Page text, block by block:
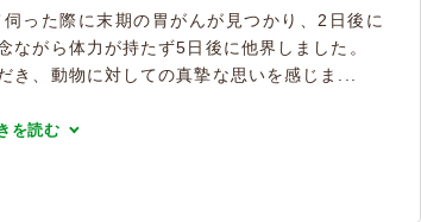
った際に末期の胃がんが見つかり、2日後に
がら体力が持たず5日後に他界しました。
き、動物に対しての真摯な思いを感じま...
を読む